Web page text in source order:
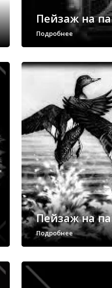
Пейзаж на
Подробнее
Пейзаж на
Подробнее